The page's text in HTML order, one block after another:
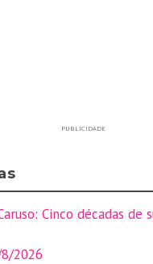
PUBLICIDADE
Cinco décadas de
2026